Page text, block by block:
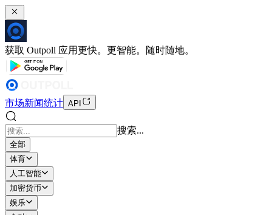
获取 Outpoll 应用更快。更智能。随时随地。
市场新闻统计 API
搜索...
全部
体育
人工智能
加密货币
娱乐